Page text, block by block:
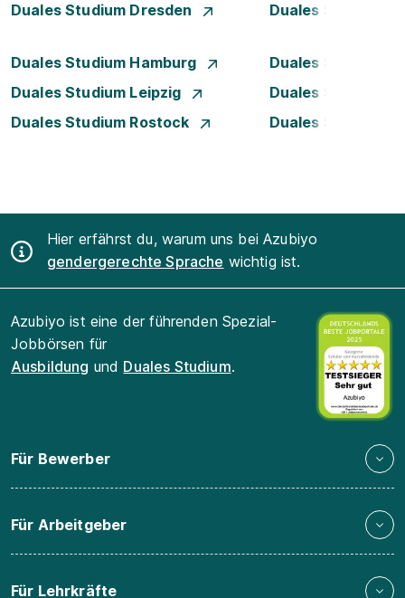
Duales Studium Dresden
Duales Studium
Duales Studium Hamburg
Duales Studium
Duales Studium Leipzig
Duales Studium
Duales Studium Rostock
Duales Studium
Hier erfährst du, warum uns bei Azubiyo
gendergerechte Sprache wichtig ist.
Azubiyo ist eine der führenden Spezial-
Jobbörsen für
Ausbildung und Duales Studium.
Für Bewerber
Für Arbeitgeber
Für Lehrkräfte